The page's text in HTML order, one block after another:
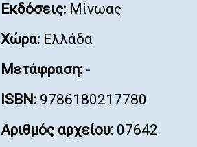
Εκδόσεις: Μίνωας
Χώρα: Ελλάδα
Μετάφραση: -
ISBN: 9786180217780
Αριθμός αρχείου: 07642